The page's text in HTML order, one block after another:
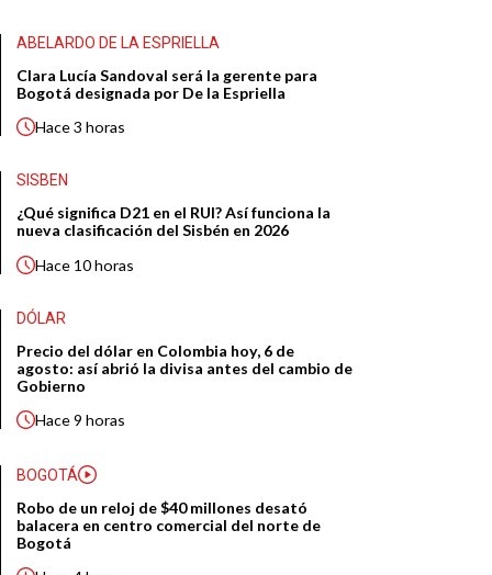
ABELARDO DE LA ESPRIELLA
Clara Lucía Sandoval será la gerente para
Bogotá designada por De la Espriella
Hace3 horas
SISBEN
¿Qué significa D21 en el RUI? Así funciona la
nueva clasificación del Sisbén en 2026
Hace 10 horas
DÓLAR
Precio del dólar en Colombia hoy, 6 de
agosto: así abrió la divisa antes del cambio de
Gobierno
Hace9 horas
BOGOTÁ
Robo de un reloj de $40 millones desató
balacera en centro comercial del norte de
Bogotá